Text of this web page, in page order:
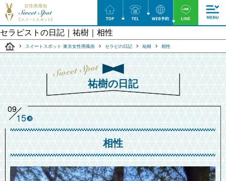
セラピストの日記｜祐樹｜相性
スイートスポット 東京女性用風俗 セラピの日記 祐樹 相性
祐樹の日記
09
15 月
相性